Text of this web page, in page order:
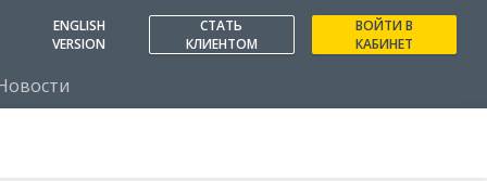
ENGLISH
VERSION
СТАТЬ
КЛИЕНТОМ
ВОЙТИ В
КАБИНЕТ